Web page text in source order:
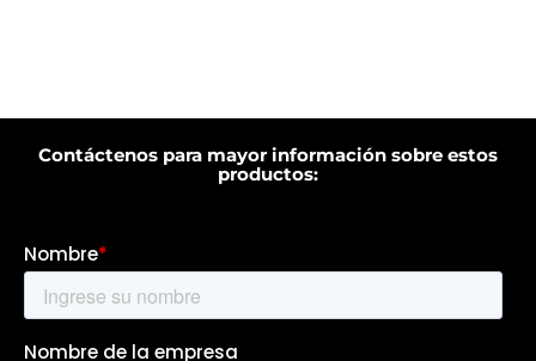
Contáctenos para mayor información sobre estos
productos: